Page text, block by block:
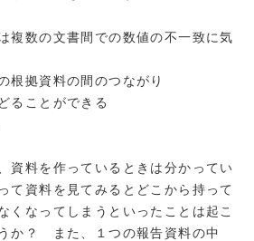
複数の文書間での数値の不一致に気
根拠資料の間のつながり
ることができる
資料を作っているときは分かってい
て資料を見てみるとどこから持って
くなってしまうといったことは起こ
か？ また、１つの報告資料の中